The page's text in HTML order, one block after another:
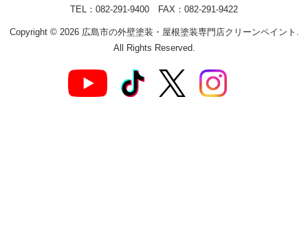
TEL：082-291-9400 FAX：082-291-9422
Copyright © 2026 広島市の外壁塗装・屋根塗装専門店クリーンペイント.
All Rights Reserved.